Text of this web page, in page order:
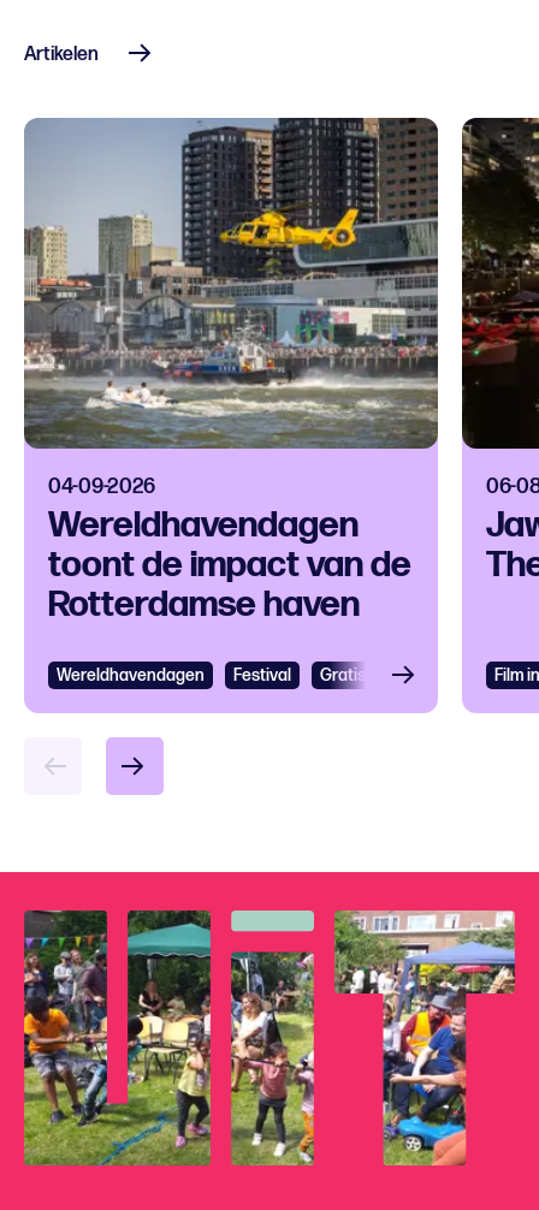
Artikelen
04-09-2026
Wereldhavendagen
toont de impact van de
Rotterdamse haven
Wereldhavendagen Festival Gratis Festival
06-
Film
Bekijken